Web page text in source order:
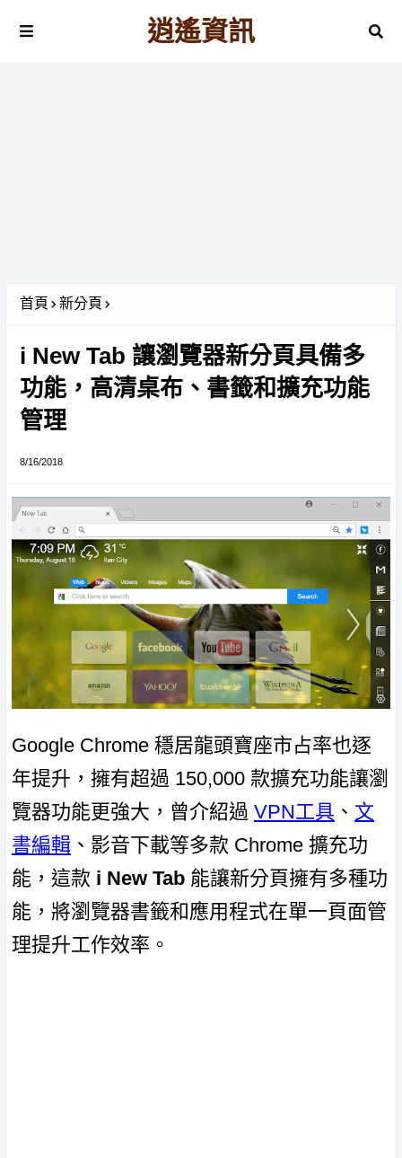
逍遙資訊
首頁 新分頁
i New Tab 讓瀏覽器新分頁具備多
功能，高清桌布、書籤和擴充功能
管理
8/16/2018
Google Chrome 穩居龍頭寶座市占率也逐
年提升，擁有超過 150,000 款擴充功能讓瀏
覽器功能更強大，曾介紹過 VPN工具 、 文
書編輯 、影音下載等多款 Chrome 擴充功
能，這款 i New Tab 能讓新分頁擁有多種功
能，將瀏覽器書籤和應用程式在單一頁面管
理提升工作效率。